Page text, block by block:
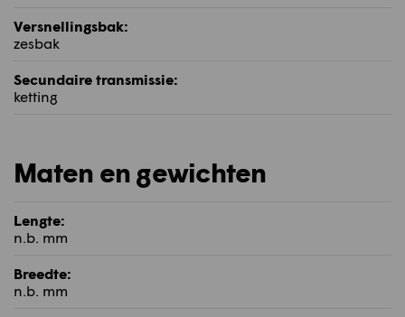
Versnellingsbak:
zesbak
Secundaire transmissie:
ketting
Maten en gewichten
Lengte:
n.b. mm
Breedte:
n.b. mm